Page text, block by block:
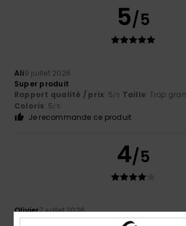
5/5
Ali9 juillet 2026
Super produit
Rapport qualité / prix: 5/5 Taille: Trop
Coloris: 5/5
Je recommande ce produit
4/5
Olivier7 juillet 2026
Un peu petit, manque de place pour des